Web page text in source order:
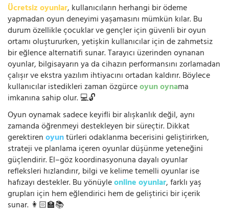
Ücretsiz oyunlar, kullanıcıların herhangi bir ödeme
yapmadan oyun deneyimi yaşamasını mümkün kılar. Bu
durum özellikle çocuklar ve gençler için güvenli bir oyun
ortamı oluştururken, yetişkin kullanıcılar için de zahmetsiz
bir eğlence alternatifi sunar. Tarayıcı üzerinden oynanan
oyunlar, bilgisayarın ya da cihazın performansını zorlamadan
çalışır ve ekstra yazılım ihtiyacını ortadan kaldırır. Böylece
kullanıcılar istedikleri zaman özgürceoyun oynama
imkanına sahip olur. 💻🔓
Oyun oynamak sadece keyifli bir alışkanlık değil, aynı
zamanda öğrenmeyi destekleyen bir süreçtir. Dikkat
gerektirenoyuntürleri odaklanma becerisini geliştirirken,
strateji ve planlama içeren oyunlar düşünme yeteneğini
güçlendirir. El–göz koordinasyonuna dayalı oyunlar
refleksleri hızlandırır, bilgi ve kelime temelli oyunlar ise
hafızayı destekler. Bu yönüyleonline oyunlar, farklı yaş
grupları için hem eğlendirici hem de geliştirici bir içerik
sunar. 👩🏻‍🏫📚